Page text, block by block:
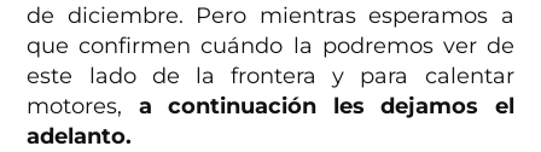
de diciembre. Pero mientras esperamos a
que confirmen cuándo la podremos ver de
este lado de la frontera y para calentar
motores, a continuación les dejamos el
adelanto.